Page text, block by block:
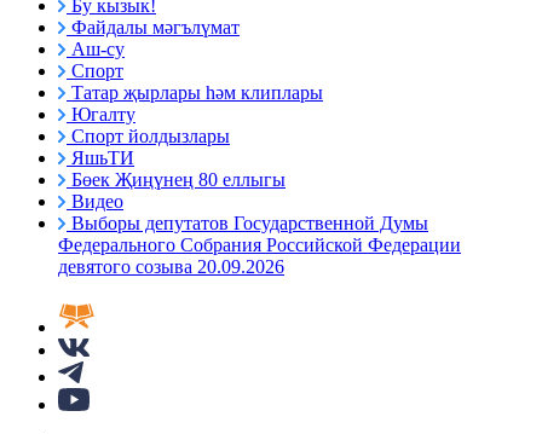
Бу кызык!
Файдалы мәгълүмат
Аш-су
Спорт
Татар җырлары һәм клиплары
Югалту
Спорт йолдызлары
ЯшьТИ
Бөек Җиңүнең 80 еллыгы
Видео
Выборы депутатов Государственной Думы
Федерального Собрания Российской Федерации
девятого созыва 20.09.2026